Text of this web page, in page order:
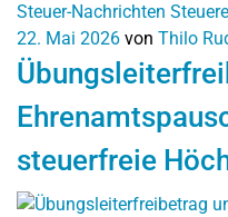
Steuer-Nachrichten
22. Mai 2026 von Thilo
steuerfreie